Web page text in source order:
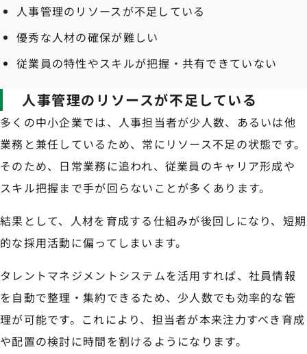
人事管理のリソースが不足している
優秀な人材の確保が難しい
従業員の特性やスキルが把握・共有できていない
人事管理のリソースが不足している
多くの中小企業では、人事担当者が少人数、あるいは他
業務と兼任しているため、常にリソース不足の状態です。
そのため、日常業務に追われ、従業員のキャリア形成や
スキル把握まで手が回らないことが多くあります。
結果として、人材を育成する仕組みが後回しになり、短期
的な採用活動に偏ってしまいます。
タレントマネジメントシステムを活用すれば、社員情報
を自動で整理・集約できるため、少人数でも効率的な管
理が可能です。これにより、担当者が本来注力すべき育成
や配置の検討に時間を割けるようになります。